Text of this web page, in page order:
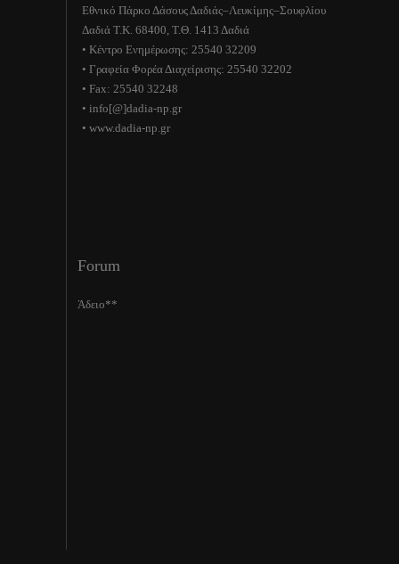
Εθνικό Πάρκο Δάσους Δαδιάς–Λευκίμης–Σουφλίου
Δαδιά Τ.Κ. 68400, Τ.Θ. 1413 Δαδιά
• Κέντρο Ενημέρωσης: 25540 32209
• Γραφεία Φορέα Διαχείρισης: 25540 32202
• Fax: 25540 32248
• info[@]dadia-np.gr
• www.dadia-np.gr
Forum
Άδειο**